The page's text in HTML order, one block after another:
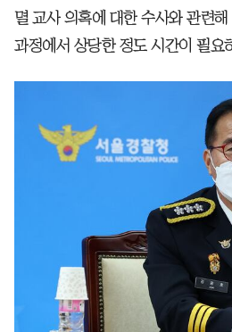
멸 교사 의혹에 대한 수사와 관련
과정에서 상당한 정도 시간이 필요